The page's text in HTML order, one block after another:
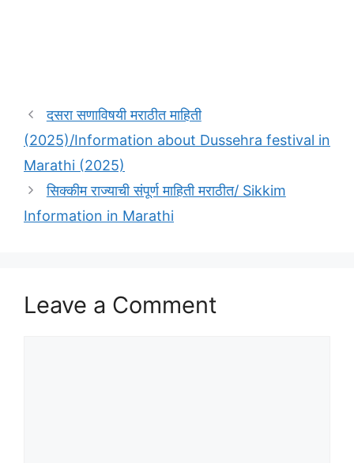
दसरा सणाविषयी मराठीत माहिती
(2025)/Information about Dussehra festival in
Marathi (2025)
सिक्कीम राज्याची संपूर्ण माहिती मराठीत/ Sikkim
Information in Marathi
Leave a Comment